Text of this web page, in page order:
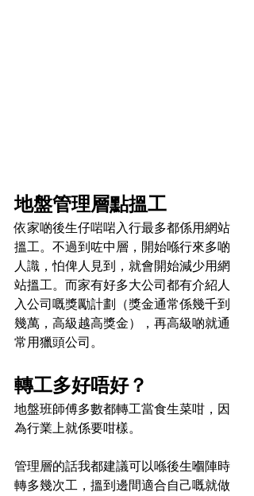
地盤管理層點搵工
依家啲後生仔啱啱入行最多都係用網站
搵工。不過到咗中層，開始喺行來多啲
人識，怕俾人見到，就會開始減少用網
站搵工。而家有好多大公司都有介紹人
入公司嘅獎勵計劃（獎金通常係幾千到
幾萬，高級越高獎金），再高級啲就通
常用獵頭公司。
轉工多好唔好？
地盤班師傅多數都轉工當食生菜咁，因
為行業上就係要咁樣。
管理層的話我都建議可以喺後生嗰陣時
轉多幾次工，搵到邊間適合自己嘅就做